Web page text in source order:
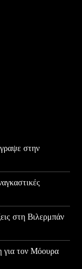
στην
στη Βιλερμπάν
για τον Μόουρα